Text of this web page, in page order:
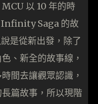
以 10 年的時
Infinity Saga 的故
是從新出發，除了
、新全的故事線，
間去讓觀眾認識，
篇故事，所以現階